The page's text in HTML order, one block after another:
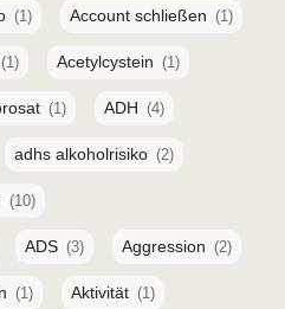
(1) Account schließen (1)
(1) Acetylcystein (1)
(1) ADH (4)
adhs alkoholrisiko (2)
(10)
ADS (3) Aggression (2)
(1) Aktivität (1)